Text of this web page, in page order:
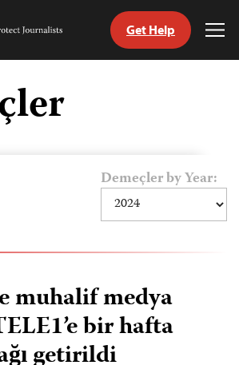
Get Help
Demeçler by Year:
muhalif medya
bir hafta
getirildi